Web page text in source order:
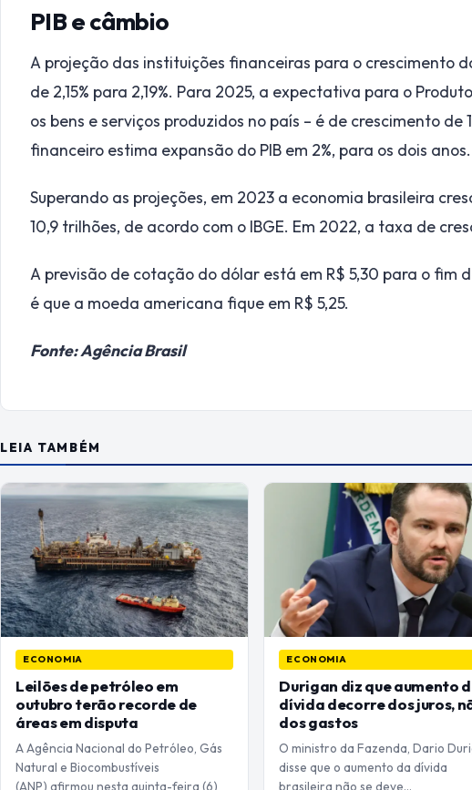
PIB e câmbio
A projeção das instituições financeiras para o crescimento
de 2,15% para 2,19%. Para 2025, a expectativa para o
os bens e serviços produzidos no país – é de crescimento de
financeiro estima expansão do PIB em 2%, para os dois anos.
Superando as projeções, em 2023 a economia brasileira
10,9 trilhões, de acordo com o IBGE. Em 2022, a taxa de
A previsão de cotação do dólar está em R$ 5,30 para o fim
é que a moeda americana fique em R$ 5,25.
Fonte: Agência Brasil
LEIA TAMBÉM
ECONOMIA
Leilões de petróleo em
outubro terão recorde de
áreas em disputa
A Agência Nacional do Petróleo, Gás
Natural e Biocombustíveis
(ANP) afirmou nesta quinta-feira (6)
ECONOMIA
Durigan diz que aumento
dívida decorre dos juros,
dos gastos
O ministro da Fazenda, Dario
disse que o aumento da dívida
brasileira não se deve…